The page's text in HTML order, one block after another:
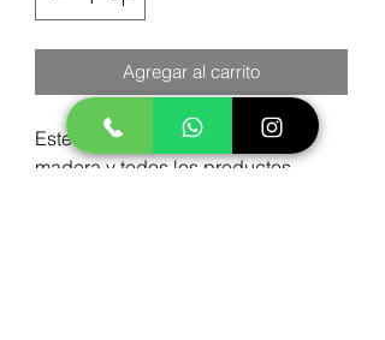
Agregar al carrito
Este diseño incluye la caja de
madera y todos los productos